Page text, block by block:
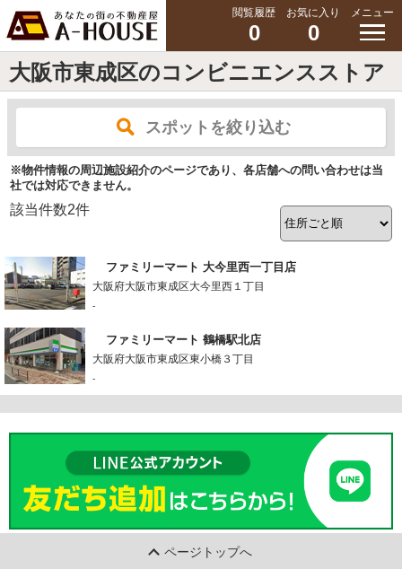
閲覧履歴
0
お気に入り
0
メニュー
大阪市東成区のコンビニエンスストア
スポットを絞り込む
※物件情報の周辺施設紹介のページであり、各店舗への問い合わせは当
社では対応できません。
該当件数2件
ファミリーマート 大今里西一丁目店
大阪府大阪市東成区大今里西１丁目
-
ファミリーマート 鶴橋駅北店
大阪府大阪市東成区東小橋３丁目
-
ページトップへ